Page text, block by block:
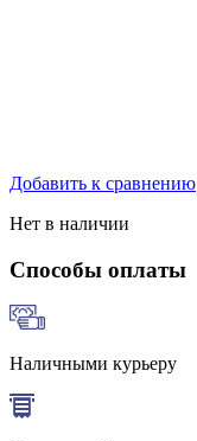
Добавить к сравнению
Нет в наличии
Способы оплаты
Наличными курьеру